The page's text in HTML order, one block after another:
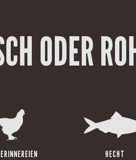
ODER
HECHT